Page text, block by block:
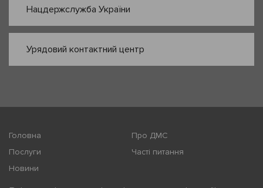
Нацдержслужба України
Урядовий контактний центр
Головна
Про ДМС
Послуги
Часті питання
Новини